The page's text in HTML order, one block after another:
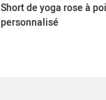
Short de yoga rose à
personnalisé